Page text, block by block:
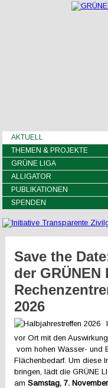
AKTUELL
THEMEN & PROJEKTE
GRÜNE LIGA
ALLIGATOR
PUBLIKATIONEN
SPENDEN
Save the
der GRÜNEN
2026
vor Ort mit den
vom hohen Wasser- und
Flächenbedarf. Um diese
bringen, lädt die GRÜNE
amSamstag, 7.